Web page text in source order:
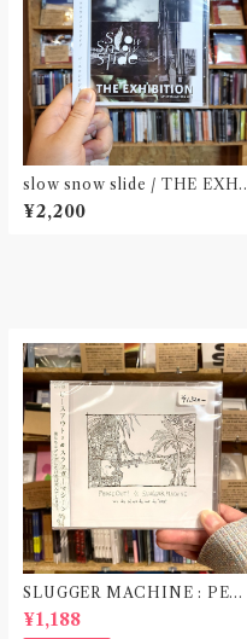
slow snow slide / THE EXHI
BITION(CD)〝山形県酒田市〟
¥2,200
SLUGGER MACHINE : PEA
CE OUT! / we die if we do no
t do “DIG”(SPLIT CD)〝横浜&
¥1,188